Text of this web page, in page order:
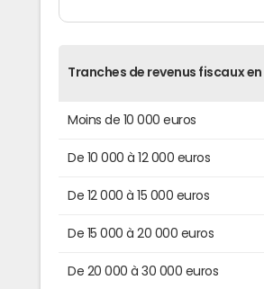
Tranches de revenus fiscaux en
Moins de 10 000 euros
De 10 000 à 12 000 euros
De 12 000 à 15 000 euros
De 15 000 à 20 000 euros
De 20 000 à 30 000 euros